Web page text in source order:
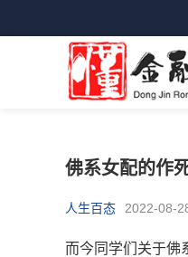
佛系女配的作
人生百态 2022-08-
而今同学们关于佛